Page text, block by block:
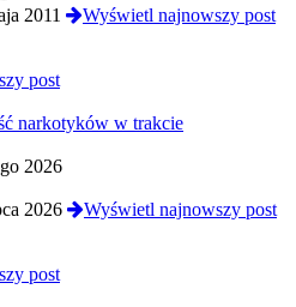
2011
Wyświetl najnowszy post
post
narkotyków w trakcie
2026
2026
Wyświetl najnowszy post
post